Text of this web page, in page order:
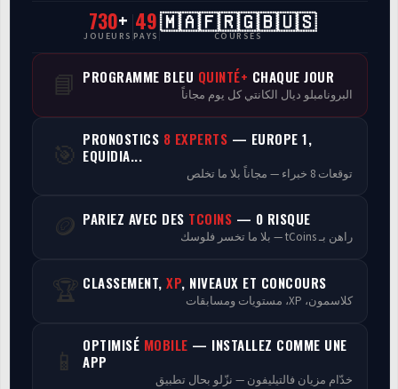
CasaCourses Pro
Resultats/Rapport CPCs
Discussion
Programmes
730+
JOUEURS
49
PAYS
🇲🇦🇫🇷🇬🇧🇺🇸
COURSES
📘 PROGRAMME BLEU QUINTÉ+ CHAQUE JOUR
البرونامبلو ديال الكانتي كل يوم مجاناً
🎯 PRONOSTICS 8 EXPERTS — EUROPE 1,
EQUIDIA...
توقعات 8 خبراء — مجاناً بلا ما تخلص
🪙 PARIEZ AVEC DES TCOINS — 0 RISQUE
راهن بـ tCoins — بلا ما تخسر فلوسك
🏆 CLASSEMENT, XP, NIVEAUX ET CONCOURS
كلاسمون، XP، مستويات ومسابقات
📱 OPTIMISÉ MOBILE — INSTALLEZ COMME UNE
APP
خدّام مزيان فالتيليفون — نزّلو بحال تطبيق